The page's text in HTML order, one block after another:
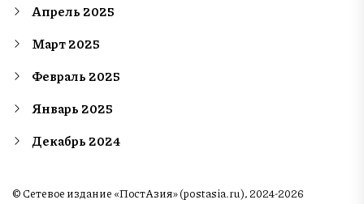
Апрель 2025
Март 2025
Февраль 2025
Январь 2025
Декабрь 2024
© Сетевое издание «ПостАзия» (postasia.ru), 2024-2026